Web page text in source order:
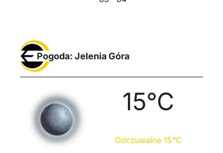
Pogoda: Jelenia Góra
15°C
Odczuwalna 15°C